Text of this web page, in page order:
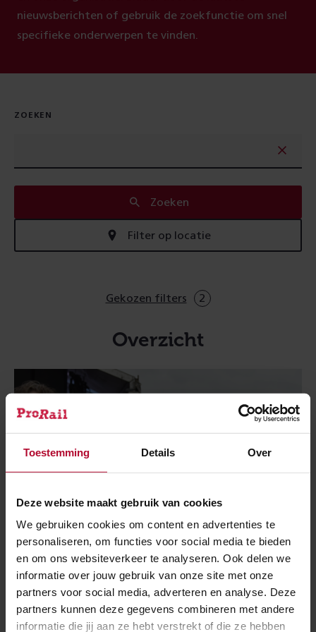
Toestemming Details Over
Deze website maakt gebruik van cookies
We gebruiken cookies om content en advertenties te
personaliseren, om functies voor social media te bieden
en om ons websiteverkeer te analyseren. Ook delen we
informatie over jouw gebruik van onze site met onze
partners voor social media, adverteren en analyse. Deze
partners kunnen deze gegevens combineren met andere
informatie die jij aan ze hebt verstrekt of die ze hebben
nieuwsberichten of gebruik de zoekfunctie om snel
specifieke onderwerpen te vinden.
ZOEKEN
Zoeken
Filter op locatie
Gekozen filters 2
Overzicht
NIEUWS
Nieuw station Roodeschool symbolisch
16 januari 2018